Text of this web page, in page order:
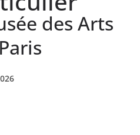
des Arts